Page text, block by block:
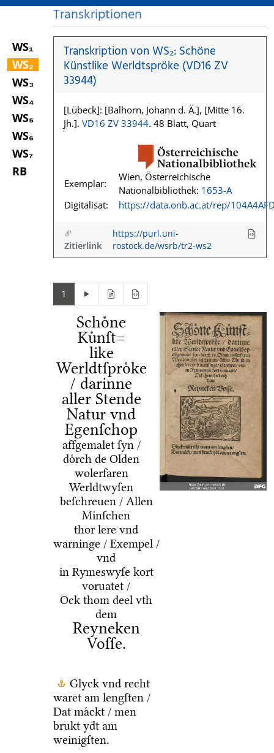
WS₁
WS₂
WS₃
WS₄
WS₅
WS₆
WS₇
RB
Transkriptionen
Transkription von WS₂: Schöne
Künstlike Werldtspröke (VD16 ZV
33944)
[Lübeck]: [Balhorn, Johann d. Ä.], [Mitte 16.
Jh.]. VD16 ZV 33944. 48 Blatt, Quart
Exemplar:
Wien, Österreichische
Nationalbibliothek: 1653-A
Digitalisat:
https://data.onb.ac.at/rep/
Zitierlink
https://purl.uni-
rostock.de/wsrb/tr2-ws2
1
Schoͤne
Kuͤnſt=
like
Werldtſproͤke
/ darinne
aller Stende
Natur vnd
Egenſchop
affgemalet ſyn /
doͤrch de Olden
wolerfaren
Werldtwyſen
beſchreuen / Allen
Minſchen
thor lere vnd
warninge / Exempel /
vnd
in Rymeswyſe kort
voruatet /
Ock thom deel vth
dem
Reyneken
Voſſe.
Glyck vnd recht
waret am lengſten /
Dat maͤckt / men
brukt ydt am
weinigſten.